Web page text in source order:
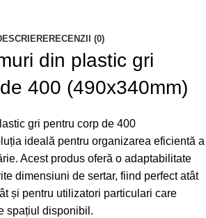
RECENZII (0)
din plastic gri
400 (490x340mm)
gri pentru corp de 400
ideală pentru organizarea eficientă a
Acest produs oferă o adaptabilitate
dimensiuni de sertar, fiind perfect atât
și pentru utilizatori particulari care
spațiul disponibil.